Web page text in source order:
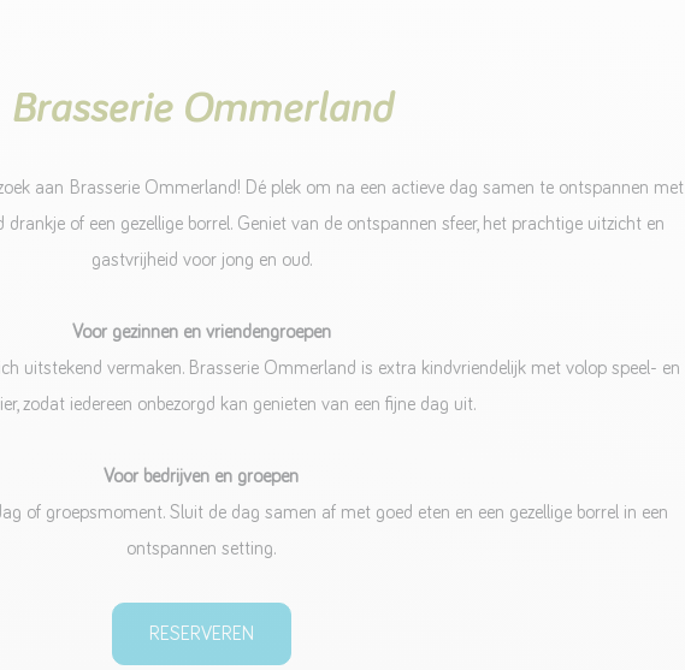
Brasserie Ommerland
aan Brasserie Ommerland! Dé plek om na een actieve dag samen te ontspannen met
drankje of een gezellige borrel. Geniet van de ontspannen sfeer, het prachtige uitzicht en
gastvrijheid voor jong en oud.
Voor gezinnen en vriendengroepen
uitstekend vermaken. Brasserie Ommerland is extra kindvriendelijk met volop speel- en
zodat iedereen onbezorgd kan genieten van een fijne dag uit.
Voor bedrijven en groepen
of groepsmoment. Sluit de dag samen af met goed eten en een gezellige borrel in een
ontspannen setting.
RESERVEREN